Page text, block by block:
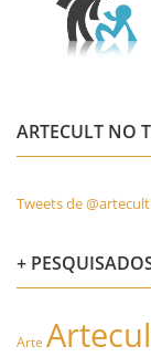
ARTECULT NO
Tweets de
+
Arte